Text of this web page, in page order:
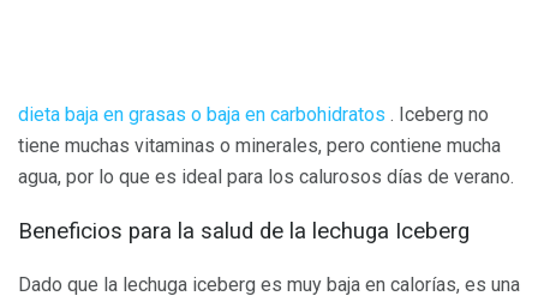
dieta baja en grasas o baja en carbohidratos . Iceberg no
tiene muchas vitaminas o minerales, pero contiene mucha
agua, por lo que es ideal para los calurosos días de verano.
Beneficios para la salud de la lechuga Iceberg
Dado que la lechuga iceberg es muy baja en calorías, es una